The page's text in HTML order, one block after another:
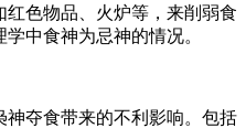
色物品、火炉等，来削弱食
中食神为忌神的情况。
夺食带来的不利影响。包括